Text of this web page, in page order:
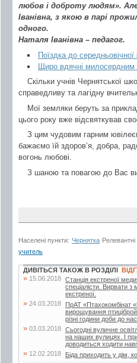
любов і доброту людям». Але
Іванівна, з якою в парі
одного.
Наталя Іванівна – педагог.
Поїздка до середньовічної
Щиро вдячні
Скільки учнів Чернятської
справедливу та лагідну
Мої земляки беруть за
цього року вже відсвяткував
З цим чудовим гарним
бажаємо їй здоров’я, добра,
вогонь любові.
З шаною та повагою до Вас
Населені пункти: Чернятка
учитель
ДИВІТЬСЯ ТАКОЖ В РОЗДІЛІ
» 15.06.2018 Станція екстреної
спеціалісти. Вирвати з
екстреної.
» 24.03.2018
ПрАТ «Птахокомбінат
вирощування
різні години доби до
» 03.03.2018 Сьогодні вуличне
на наших вулицях. І
доводиться ходити
» 12.02.2018 Біда приходить у дім,